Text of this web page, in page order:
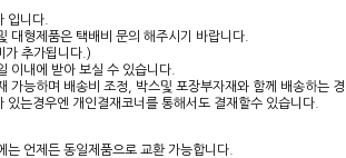
입니다.
대형제품은 택배비 문의 해주시기 바랍니다.
가 추가됩니다.)
이내에 받아 보실 수 있습니다.
가능하며 배송비 조정, 박스및 포장부자재와 함께 배송하는 경
있는경우엔 개인결재코너를 통해서도 결재할수 있습니다.
는 언제든 동일제품으로 교환 가능합니다.